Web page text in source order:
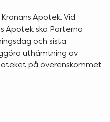
Apotek. Vid
Apotek ska Parterna
och sista
uthämtning av
på överenskommet